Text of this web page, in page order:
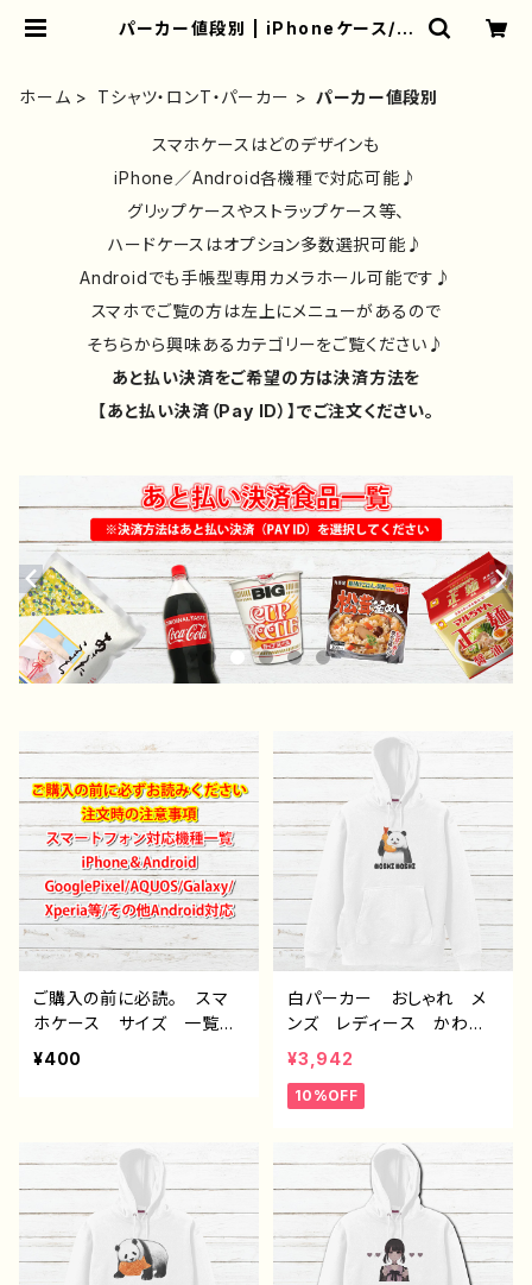
パーカー値段別 | iPhoneケース/ス
｜雑貨屋アリうさ
ホーム Tシャツ・ロンT・パーカー パーカー値段別
スマホケースはどのデザインも
iPhone／Android各機種で対応可能♪
グリップケースやストラップケース等、
ハードケースはオプション多数選択可能♪
Androidでも手帳型専用カメラホール可能です♪
スマホでご覧の方は左上にメニューがあるので
そちらから興味あるカテゴリーをご覧ください♪
あと払い決済をご希望の方は決済方法を
【あと払い決済（Pay ID）】でご注文ください。
ご購入の前に必読。 スマ
ホケース サイズ 一覧
選び方 iPhoneケース A
UOS OPPO ワイモバイ
ル etc. 手帳型 全機種
対応
¥400
白パーカー おしゃれ メ
ンズ レディース かわい
い おもしろパーカー パ
ンダ 動物 ゆるかわ イ
ラスト おすすめ 個性
るい ネタ系 人気 イラ
ストレーター クリエイタ
ー 絵師 オリジナル デ
ザイン グッズ 悪いことを
言うパンダ タイトル：もし
もし悪パンダ 作：こさつ
¥3,942
10%OFF